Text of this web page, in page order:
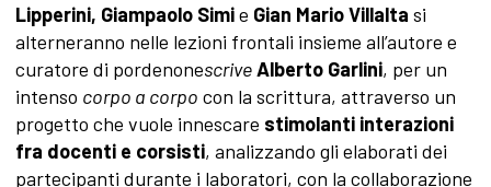
Lipperini, Giampaolo Simie Gian Mario Villalta si
alterneranno nelle lezioni frontali insieme all’autore e
curatore di pordenonescriveAlberto Garlini, per un
intenso corpo a corpo con la scrittura, attraverso un
progetto che vuole innescare stimolanti interazioni
fra docenti e corsisti, analizzando gli elaborati dei
partecipanti durante i laboratori, con la collaborazione